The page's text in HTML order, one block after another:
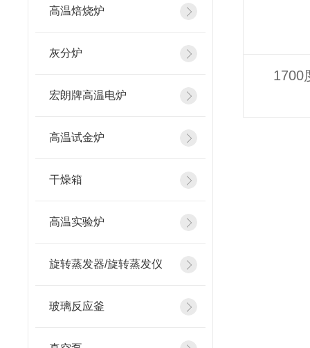
高温焙烧炉
灰分炉
宏朗牌高温电炉
高温试金炉
干燥箱
高温实验炉
旋转蒸发器/旋转蒸发仪
玻璃反应釜
1700